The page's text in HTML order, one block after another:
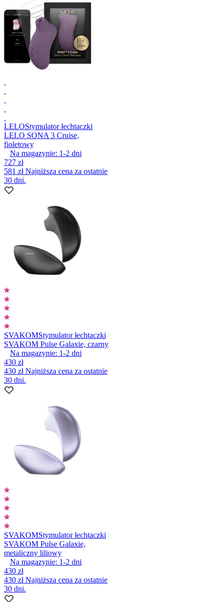
LELOStymulator łechtaczki
LELO SONA 3 Cruise,
fioletowy
Na magazynie: 1-2 dni
727 zł
581 złNajniższa cena za ostatnie
30 dni.
SVAKOMStymulator łechtaczki
SVAKOM Pulse Galaxie, czarny
Na magazynie: 1-2 dni
430 zł
430 złNajniższa cena za ostatnie
30 dni.
SVAKOMStymulator łechtaczki
SVAKOM Pulse Galaxie,
metaliczny liliowy
Na magazynie: 1-2 dni
430 zł
430 złNajniższa cena za ostatnie
30 dni.